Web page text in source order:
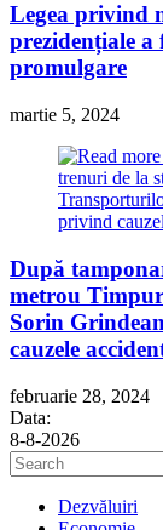
Legea privind
prezidențiale a
promulgare
martie 5, 2024
După
metrou
Sorin
cauzele
februarie 28, 2024
Data:
8-8-2026
Dezvăluiri